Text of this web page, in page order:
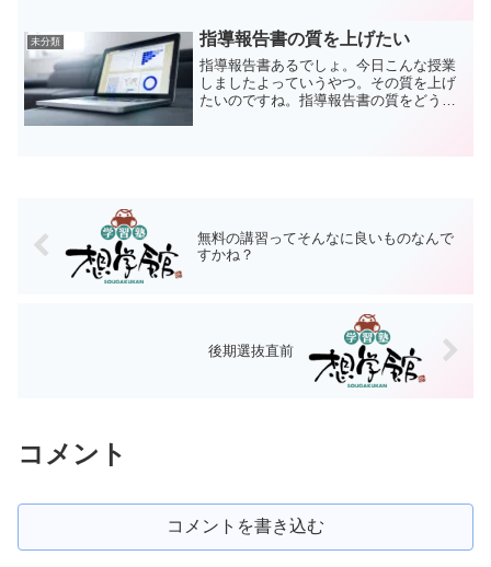
未分類 指導報告書の質を上げたい
指導報告書あるでしょ。今日こんな授業
しましたよっていうやつ。その質を上げ
たいのですね。指導報告書の質をどう定
無料の講習ってそんなに良いものなんで
すかね？
後期選抜直前
コメント
コメントを書き込む